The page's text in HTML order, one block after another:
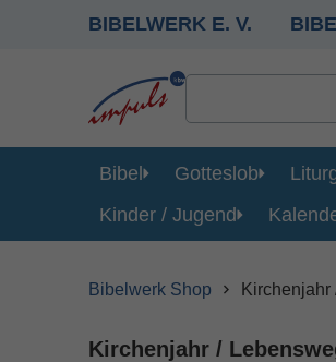
BIBELWERK E. V.
Bibel Gotteslob
Kinder / Jugend
Bibelwerk Shop Kirchenjahr
Kirchenjahr /